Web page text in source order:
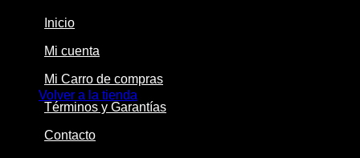
Volver a la tienda
Inicio
Mi cuenta
Mi Carro de compras
Términos y Garantías
Contacto